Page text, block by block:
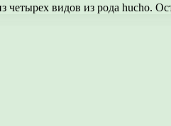
четырех видов из рода hucho.